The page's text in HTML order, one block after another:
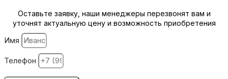
Оставьте заявку, наши менеджеры перезвонят вам и
уточнят актуальную цену и возможность приобретения
Имя
Телефон